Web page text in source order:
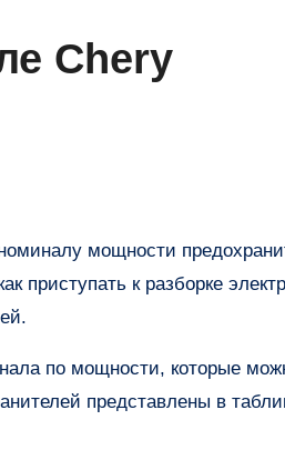
Chery
приступать к разборке
по мощности, которые
представлены в